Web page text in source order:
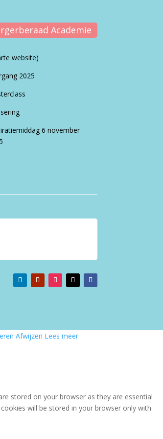
Academie
website)
2025
6 november
Afwijzen Lees meer
stored on your browser as they are essential
will be stored in your browser only with